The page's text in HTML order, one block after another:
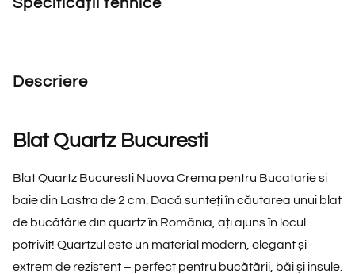
Specificații tehnice
Descriere
Blat Quartz Bucuresti
Blat Quartz Bucuresti Nuova Crema pentru Bucatarie si
baie din Lastra de 2 cm. Dacă sunteți în căutarea unui blat
de bucătărie din quartz în România, ați ajuns în locul
potrivit! Quartzul este un material modern, elegant și
extrem de rezistent – perfect pentru bucătării, băi și insule.